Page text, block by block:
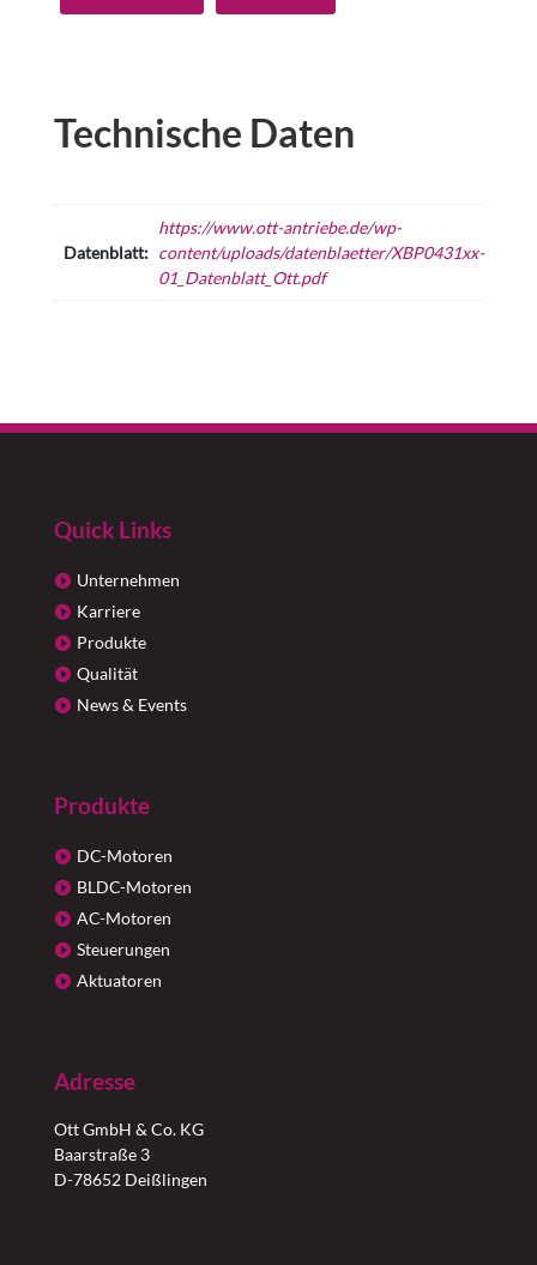
Technische Daten
Datenblatt:
https://www.ott-antriebe.de/wp-
content/uploads/datenblaetter/XBP0431xx-
01_Datenblatt_Ott.pdf
Quick Links
Unternehmen
Karriere
Produkte
Qualität
News & Events
Produkte
DC-Motoren
BLDC-Motoren
AC-Motoren
Steuerungen
Aktuatoren
Adresse
Ott GmbH & Co. KG
Baarstraße 3
D-78652 Deißlingen